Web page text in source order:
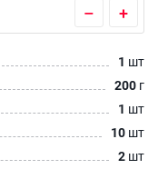
– +
1 шт
200 г
1 шт
10 шт
2 шт